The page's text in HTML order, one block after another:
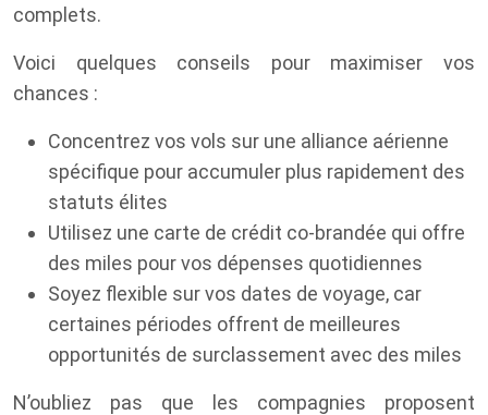
complets.
Voici quelques conseils pour maximiser vos
chances :
Concentrez vos vols sur une alliance aérienne
spécifique pour accumuler plus rapidement des
statuts élites
Utilisez une carte de crédit co-brandée qui offre
des miles pour vos dépenses quotidiennes
Soyez flexible sur vos dates de voyage, car
certaines périodes offrent de meilleures
opportunités de surclassement avec des miles
N’oubliez pas que les compagnies proposent